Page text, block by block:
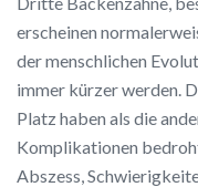
erscheinen
der menschlichen
immer kürzer werden.
Platz haben als die
Komplikationen
Abszess,